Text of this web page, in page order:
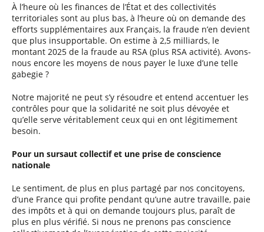
À l’heure où les finances de l’État et des collectivités
territoriales sont au plus bas, à l’heure où on demande des
efforts supplémentaires aux Français, la fraude n’en devient
que plus insupportable. On estime à 2,5 milliards, le
montant 2025 de la fraude au RSA (plus RSA activité). Avons-
nous encore les moyens de nous payer le luxe d’une telle
gabegie ?
Notre majorité ne peut s’y résoudre et entend accentuer les
contrôles pour que la solidarité ne soit plus dévoyée et
qu’elle serve véritablement ceux qui en ont légitimement
besoin.
Pour un sursaut collectif et une prise de conscience
nationale
Le sentiment, de plus en plus partagé par nos concitoyens,
d’une France qui profite pendant qu’une autre travaille, paie
des impôts et à qui on demande toujours plus, paraît de
plus en plus vérifié. Si nous ne prenons pas conscience